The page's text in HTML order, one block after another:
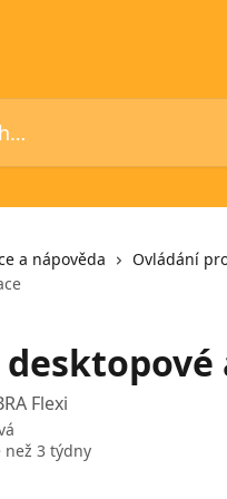
a nápověda
Ovládání
Flexi
než 3 týdny